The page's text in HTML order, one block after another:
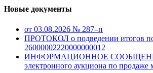
Новые документы
от 03.08.2026 № 287–п
ПРОТОКОЛ о подведении итогов
26000002220000000012
ИНФОРМАЦИОННОЕ СООБЩЕНИЕ
электронного аукциона по продаже